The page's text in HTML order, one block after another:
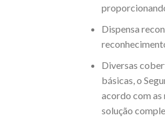
Dispensa
Diversas
básicas, o
acordo com
solução